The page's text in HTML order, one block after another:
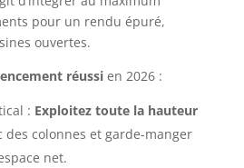
pour un rendu épuré,
ouvertes.
réussien 2026 :
: Exploitez toute la hauteur
des colonnes et garde-manger
net.